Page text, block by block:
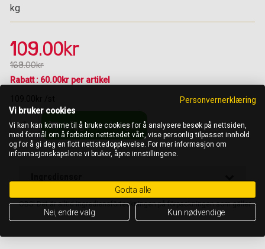
kg
109.00kr
169.00kr
Rabatt : 60.00kr per artikel
Lägg i varukorgen
OBS! Det är alltid ingrediensförteckningen på förpackningen som gäller
Personvernerklæring
Vi bruker cookies
Vi kan kan komme til å bruke cookies for å analysere besøk på nettsiden,
med formål om å forbedre nettstedet vårt, vise personlig tilpasset innhold
og for å gi deg en flott nettstedopplevelse. For mer informasjon om
informasjonskapslene vi bruker, åpne innstillingene.
Godta alle
Nei, endre valg Kun nødvendige